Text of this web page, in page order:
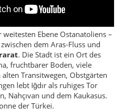
Ebene Ostanatoliens –
dem Aras-Fluss und
. Die Stadt ist ein Ort des
fruchtbarer Boden, viele
Transitwegen, Obstgärten
lebt Iğdır als ruhiges Tor
Nahçıvan und dem Kaukasus.
der Türkei.